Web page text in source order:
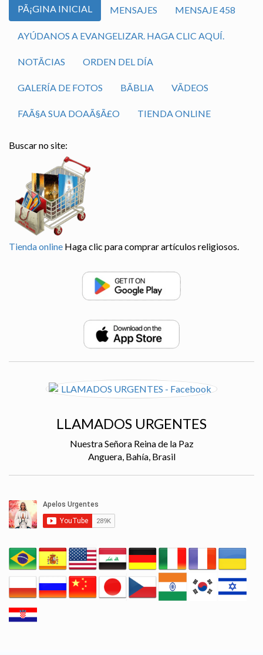
PÃ¡GINA INICIAL MENSAJES MENSAJE 458
AYÚDANOS A EVANGELIZAR. HAGA CLIC AQUÍ.
NOTÃ­CIAS ORDEN DEL DÍA
GALERÍA DE FOTOS BÃ­BLIA VÃ­DEOS
FAÃ§A SUA DOAÃ§Ã£O TIENDA ONLINE
Buscar no site:
Tienda online Haga clic para comprar artículos religiosos.
LLAMADOS URGENTES
Nuestra Señora Reina de la Paz
Anguera, Bahía, Brasil